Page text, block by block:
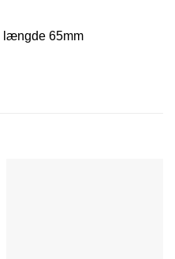
længde 65mm